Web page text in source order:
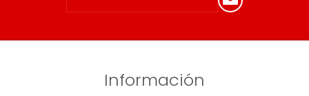
Información